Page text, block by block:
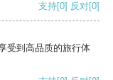
支持[0] 反对[0]
受到高品质的旅行体